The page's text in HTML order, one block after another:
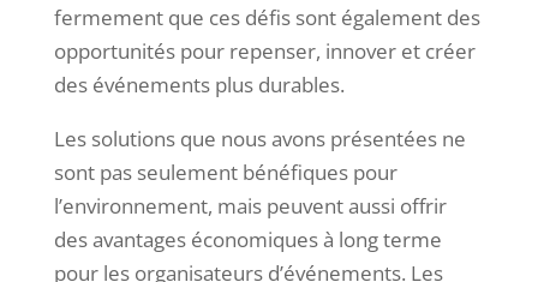
fermement que ces défis sont également des
opportunités pour repenser, innover et créer
des événements plus durables.
Les solutions que nous avons présentées ne
sont pas seulement bénéfiques pour
l’environnement, mais peuvent aussi offrir
des avantages économiques à long terme
pour les organisateurs d’événements. Les